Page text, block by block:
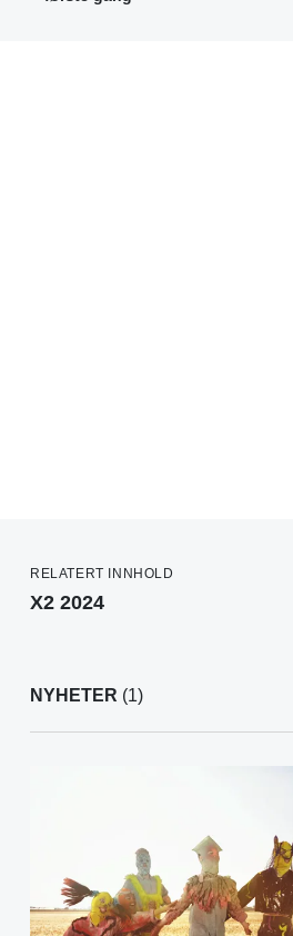
RELATERT INNHOLD
X2 2024
NYHETER (1)